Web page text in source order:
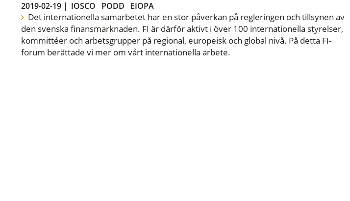
2019-02-19| IOSCO PODD EIOPA
Det internationella samarbetet har en stor påverkan på regleringen och tillsynen av
den svenska finansmarknaden. FI är därför aktivt i över 100 internationella styrelser,
kommittéer och arbetsgrupper på regional, europeisk och global nivå. På detta FI-
forum berättade vi mer om vårt internationella arbete.